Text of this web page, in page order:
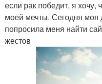
если рак победит, я
моей мечты. Сегодня
попросила меня найти
жестов